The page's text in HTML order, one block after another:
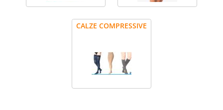
CALZE COMPRESSIVE